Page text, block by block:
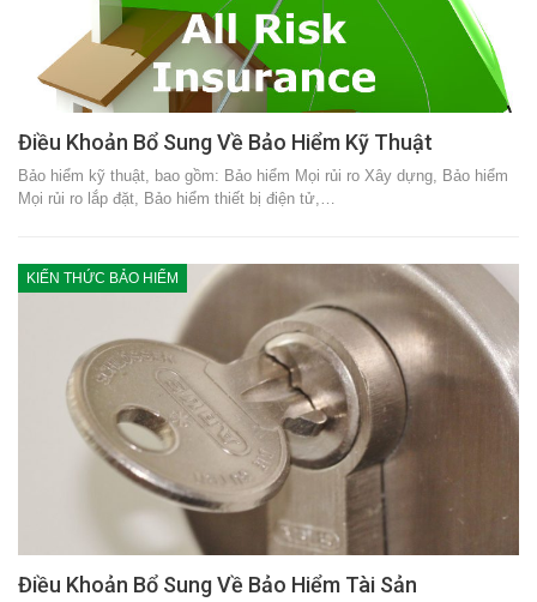
Điều Khoản Bổ Sung Về Bảo Hiểm Kỹ Thuật
Bảo hiểm kỹ thuật, bao gồm: Bảo hiểm Mọi rủi ro Xây dựng, Bảo hiểm
Mọi rủi ro lắp đặt, Bảo hiểm thiết bị điện tử,…
KIẾN THỨC BẢO HIỂM
Điều Khoản Bổ Sung Về Bảo Hiểm Tài Sản